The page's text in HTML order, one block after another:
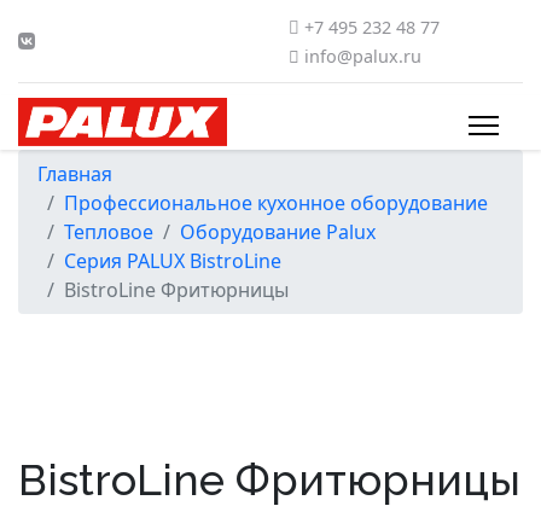
+7 495 232 48 77
info@palux.ru
Главная
Профессиональное кухонное оборудование
Тепловое
Оборудование Palux
Серия PALUX BistroLine
BistroLine Фритюрницы
BistroLine Фритюрницы